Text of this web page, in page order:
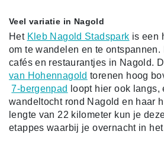
Veel variatie in Nagold
Het Kleb Nagold Stadspark is een
om te wandelen en te
cafés en restaurantjes in Nagold.
van Hohennagold torenen hoog
7-bergenpad
loopt hier ook langs,
wandeltocht rond Nagold en haar
lengte van 22 kilometer kun je
etappes waarbij je overnacht in